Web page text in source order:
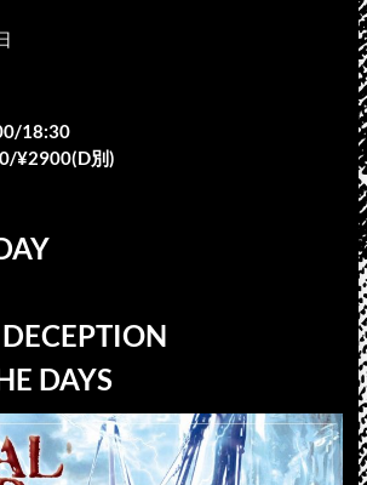
18:30
¥2900(D別)
DAYS